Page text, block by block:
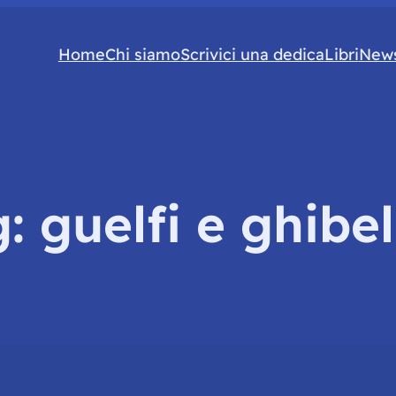
HomeChi siamoScrivici una dedicaLibri
guelfi e